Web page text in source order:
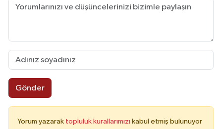
Gönder
Yorum yazarak topluluk kurallarımızı kabul etmiş bulunuyor